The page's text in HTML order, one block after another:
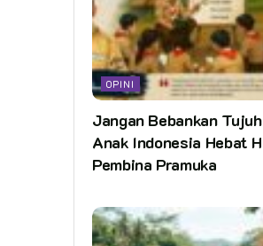
OPINI
Jangan Bebankan
Anak Indonesia Hebat
Pembina Pramuka